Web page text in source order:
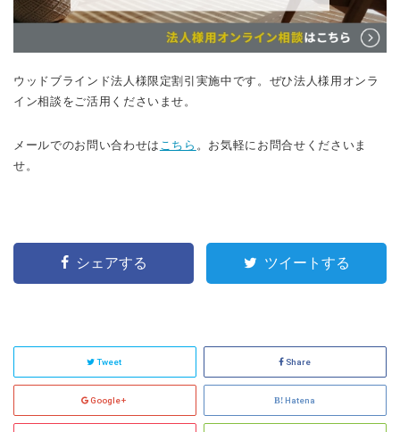
ウッドブラインド法人様限定割引実施中です。ぜひ法人様用オンラ
イン相談をご活用くださいませ。
メールでのお問い合わせは こちら 。お気軽にお問合せくださいま
せ。
シェアする ツイートする
Tweet Share
Google+ Hatena